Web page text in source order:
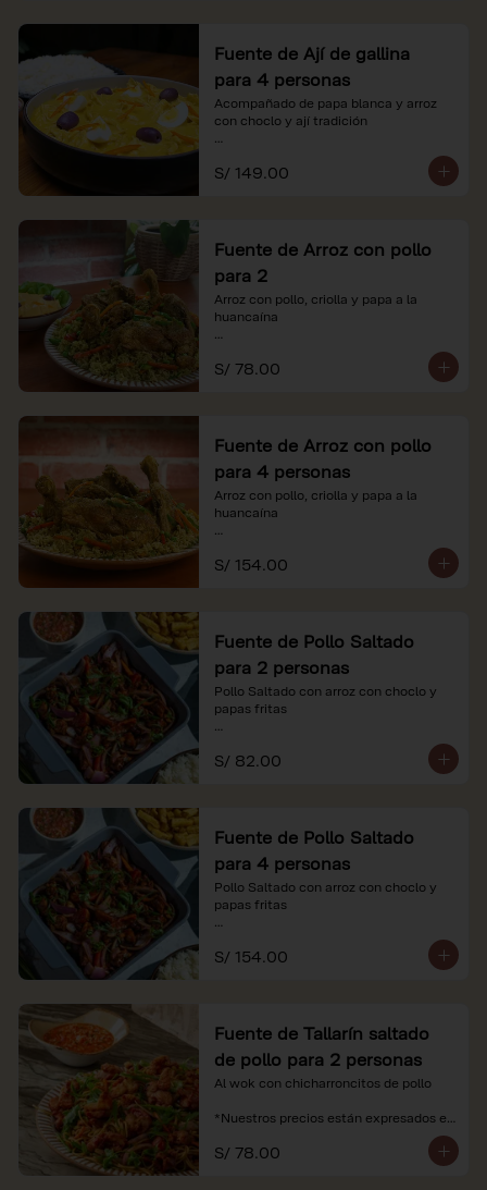
Fuente de Ají de gallina
para 4 personas
Acompañado de papa blanca y arroz
con choclo y ají tradición
*Nuestros precios están expresados en
soles e incluyen impuestos de ley y
S/ 149.00
Fuente de Arroz con pollo
para 2
Arroz con pollo, criolla y papa a la
huancaína
*Nuestros precios están expresados en
soles e incluyen impuestos de ley y
S/ 78.00
Fuente de Arroz con pollo
para 4 personas
Arroz con pollo, criolla y papa a la
huancaína
*Nuestros precios están expresados en
soles e incluyen impuestos de ley y
S/ 154.00
Fuente de Pollo Saltado
para 2 personas
Pollo Saltado con arroz con choclo y
papas fritas
*Nuestros precios están expresados en
soles e incluyen impuestos de ley y
S/ 82.00
Fuente de Pollo Saltado
para 4 personas
Pollo Saltado con arroz con choclo y
papas fritas
*Nuestros precios están expresados en
soles e incluyen impuestos de ley y
S/ 154.00
Fuente de Tallarín saltado
de pollo para 2 personas
Al wok con chicharroncitos de pollo
*Nuestros precios están expresados en
recargo al consumo.
S/ 78.00